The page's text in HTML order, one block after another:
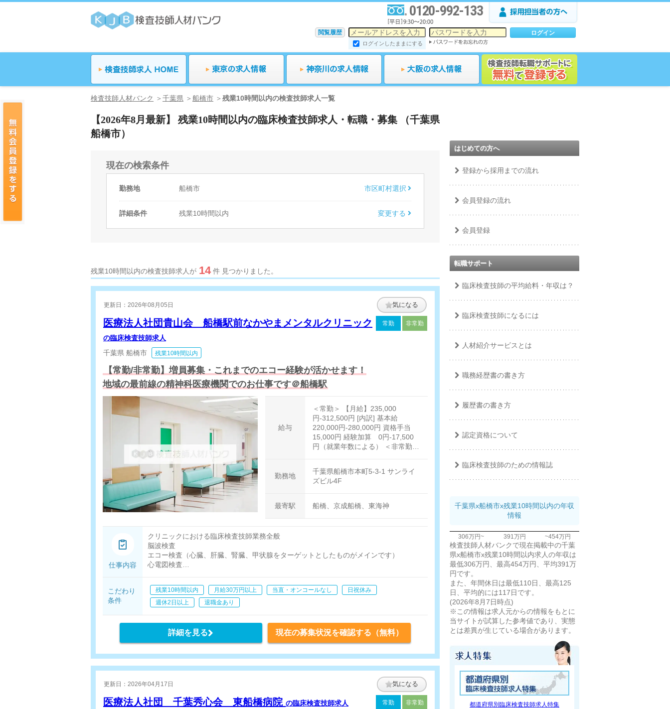
0120-992-133
閲覧履歴
ログインしたままにする
検査技師人材バンク 千葉県 船橋市 残業10時間以内の検査技師求人一覧
【2026年8月最新】 残業10時間以内の臨床検査技師求人・転職・募集 （千葉県
船橋市）
現在の検索条件
勤務地 船橋市 市区町村選択
詳細条件 残業10時間以内 変更する
残業10時間以内の検査技師求人が 14 件 見つかりました。
更新日：2026年08月05日 気になる
医療法人社団貴山会 船橋駅前なかやまメンタルクリニック
の臨床検査技師求人
常勤 非常勤
千葉県 船橋市 残業10時間以内
【常勤/非常勤】増員募集・これまでのエコー経験が活かせます！
地域の最前線の精神科医療機関でのお仕事です＠船橋駅
給与
＜常勤＞ 【月給】235,000
円-312,500円 [内訳] 基本給
220,000円-280,000円 資格手当
15,000円 経験加算 0円-17,500
円（就業年数による） ＜非常勤＞
勤務地
千葉県船橋市本町5-3-1 サンライ
ズビル4F
最寄駅 船橋、京成船橋、東海神
仕事内容
クリニックにおける臨床検査技師業務全般
脳波検査
エコー検査（心臓、肝臓、腎臓、甲状腺をターゲットとしたものがメインです）
心電図検査
血液検査（採血）補助
診療補助
精神科デイケア補助
こだわり
条件
残業10時間以内 月給30万円以上 当直・オンコールなし
日祝休み
週休2日以上
退職金あり
詳細を見る 現在の募集状況を確認する（無料）
更新日：2026年04月17日 気になる
医療法人社団 千葉秀心会 東船橋病院 の臨床検査技師求人 常勤 非常勤
はじめての方へ
登録から採用までの流れ
会員登録の流れ
会員登録
転職サポート
臨床検査技師の平均給料・年収は？
臨床検査技師になるには
人材紹介サービスとは
職務経歴書の書き方
履歴書の書き方
認定資格について
臨床検査技師のための情報誌
千葉県x船橋市x残業10時間以内の年収
情報
306万円~ 391万円 ~454万円
検査技師人材バンクで現在掲載中の千葉
県x船橋市x残業10時間以内求人の年収は
最低306万円、最高454万円、平均391万
円です。
また、年間休日は最低110日、最高125
日、平均的には117日です。
(2026年8月7日時点)
※この情報は求人元からの情報をもとに
当サイトが試算した参考値であり、実態
とは差異が生じている場合があります。
都道府県別臨床検査技師求人特集